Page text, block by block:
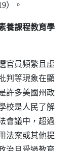
）。
養課程教育學
員頻繁且虛
判等現象在顯
許多美國州政
校是人民了解
會議中，超過
法案或其他提